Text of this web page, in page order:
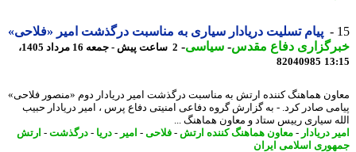
پیام تسلیت دریادار سیاری به مناسبت درگذشت امیر «فلاحی»
دفاع مقدس-سیاسی-
2 ساعت پیش - جمعه 16 مرداد 1405،
82040985
هماهنگ کننده ارتش به مناسبت درگذشت امیر دریادار دوم «منصور فلاحی»
صادر کرد. - به گزارش گروه دفاعی امنیتی دفاع پرس ، امیر دریادار حبیب
سیاری رییس ستاد و معاون هماهنگ ...
دریادار -معاون هماهنگ کننده ارتش -فلاحی-امیر -دریا-درگذشت-ارتش
اسلامی ایران